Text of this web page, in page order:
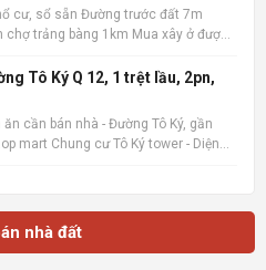
cư, sổ sẵn Đường trước đất 7m
trảng bàng 1km Mua xây ở được
🔗 Tin gốc + ảnh chi
Ký Q 12, 1 trệt lầu, 2pn,
cần bán nhà - Đường Tô Ký, gần
mart Chung cư Tô Ký tower - Diện
nhà đất